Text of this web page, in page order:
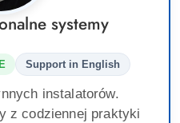
systemy
Support in English
instalatorów.
z codziennej praktyki